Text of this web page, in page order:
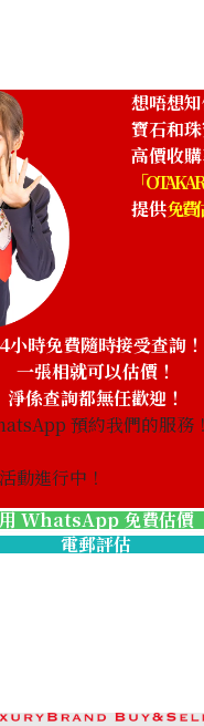
necklace 4.8ct
想唔想
寶石和
高價收
「
提供免費
小時免費隨時接受查詢！
一張相就可以估價！
淨係查詢都無任歡迎！
預約我們的服務！
動進行中！
WhatsApp 免費估價
電郵評估